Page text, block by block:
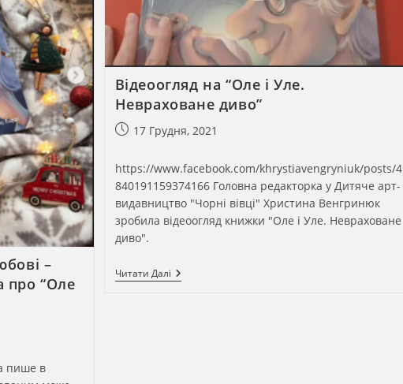
–
про “Оле
пише в
Відеоогляд на “Оле і Уле.
Невраховане диво”
Запис17 Грудня, 2021
https://www.facebook.com/khrystiavengryniuk/posts/4
840191159374166 Головна редакторка у Дитяче арт-
видавництво "Чорні вівці" Христина Венгринюк
зробила відеоогляд книжки "Оле і Уле. Невраховане
диво".
Читати ДаліВідеоогляд
На